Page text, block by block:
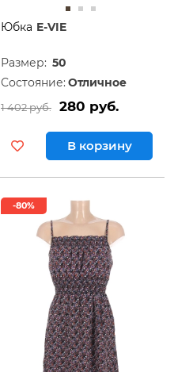
Юбка E-VIE
Размер: 50
Состояние: Отличное
1 402 руб. 280 руб.
В корзину
-80%